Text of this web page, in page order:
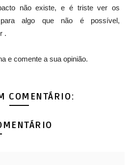
não existe, e é triste ver os
algo que não é possível,
.
e comente a sua opinião.
COMENTÁRIO: